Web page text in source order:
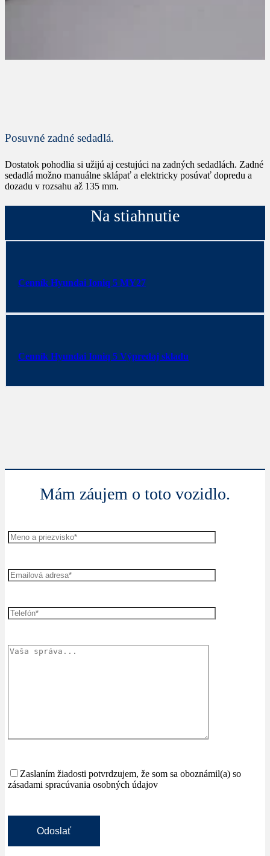
Posuvné zadné sedadlá.
Dostatok pohodlia si užijú aj cestujúci na zadných sedadlách. Zadné
sedadlá možno manuálne sklápať a elektricky posúvať dopredu a
dozadu v rozsahu až 135 mm.
Na stiahnutie
Cenník Hyundai Ioniq 5 MY27
Cenník Hyundai Ioniq 5 Výpredaj skladu
Mám záujem o toto vozidlo.
Zaslaním žiadosti potvrdzujem, že som sa oboznámil(a) so
zásadami spracúvania osobných údajov